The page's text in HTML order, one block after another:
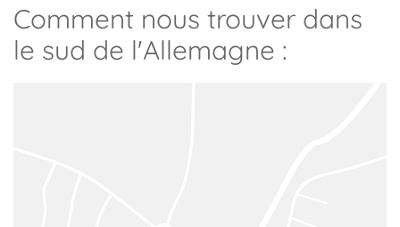
Comment nous trouver dans
le sud de l'Allemagne :